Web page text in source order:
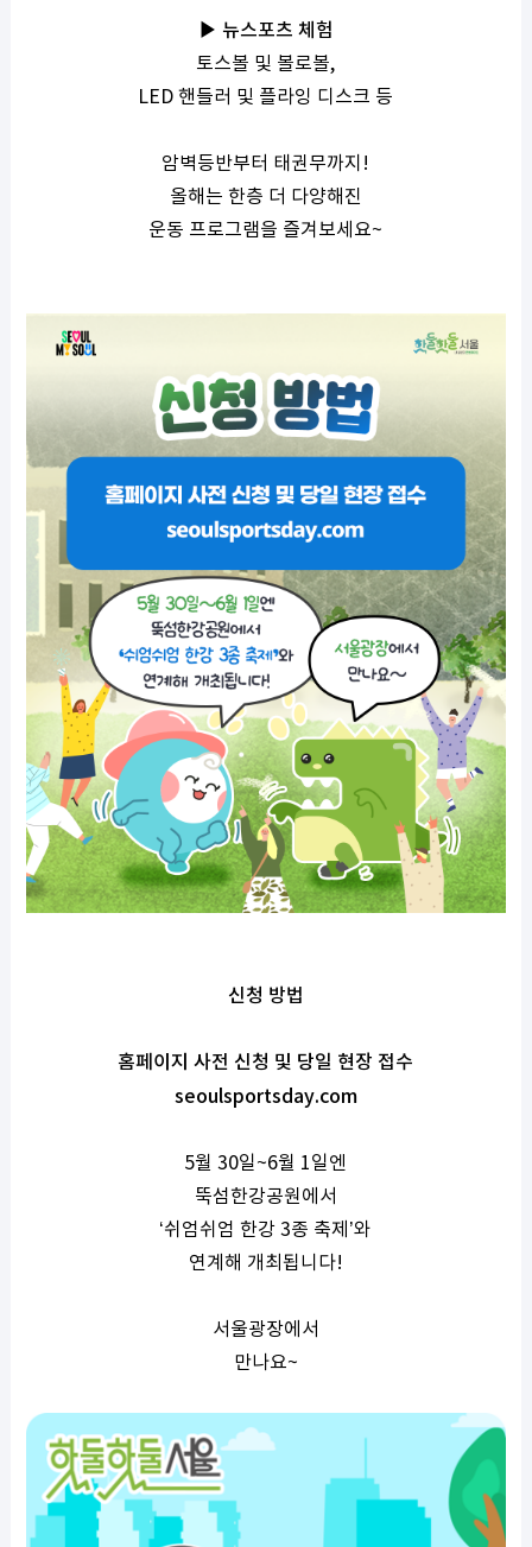
▶ 뉴스포츠 체험
토스볼 및 볼로볼,
LED핸들러 및 플라잉 디스크 등
암벽등반부터 태권무까지 !
올해는 한층 더 다양해진
운동 프로그램을 즐겨보세요~
신청 방법
홈페이지 사전 신청 및 당일 현장 접수
seoulsportsday.com
5월 30일~6월 1일엔
뚝섬한강공원에서
‘쉬엄쉬엄 한강 3종 축제 ’와
연계해 개최됩니다!
서울광장에서
만나요~